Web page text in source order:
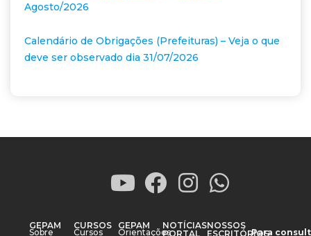
Agosto/2026
Calendário de Obrigações (Prefeituras) – Veja o que
deve ser observado dia 31/07/2026
GEPAM
Sobre
CURSOS
Cursos
GEPAM
Orientações
NOTÍCIAS
PORTAL
NOSSOS
ESCRITÓRIOS
Para